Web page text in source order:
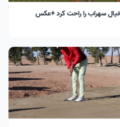
سهراب را راحت کرد +عکس